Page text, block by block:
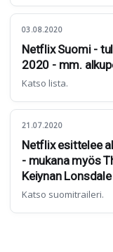
03.08.2020
Netflix Suomi -
2020 - mm.
Katso lista.
21.07.2020
Netflix esittelee
- mukana myös
Keiynan Lonsdale
Katso suomitraileri.